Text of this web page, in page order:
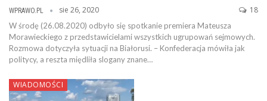
WPRAWO.PL sie 26, 2020 18
W środę (26.08.2020) odbyło się spotkanie premiera Mateusza
Morawieckiego z przedstawicielami wszystkich ugrupowań sejmowych.
Rozmowa dotyczyła sytuacji na Białorusi. – Konfederacja mówiła jak
politycy, a reszta międliła slogany znane…
WIADOMOŚCI